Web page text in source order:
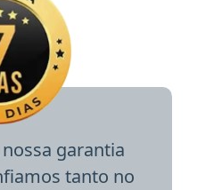
garantia
tanto no